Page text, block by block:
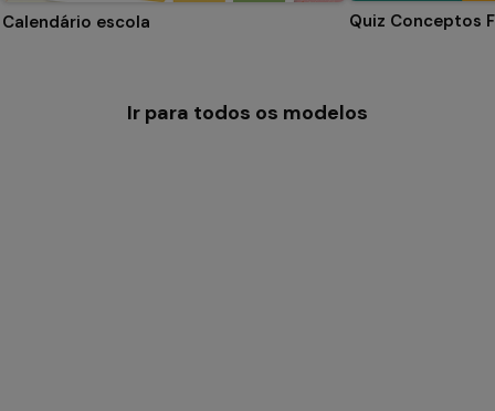
Calendário escola Quiz Conceptos
Ir para todos os modelos